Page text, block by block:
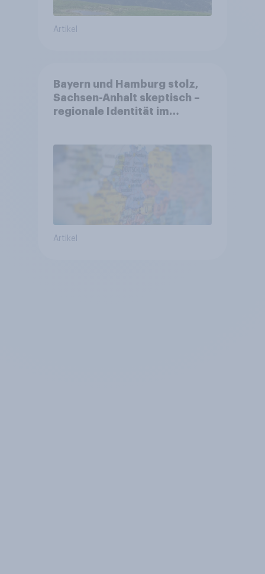
Artikel
Bayern und Hamburg stolz,
Sachsen-Anhalt skeptisch –
regionale Identität im
Artikel